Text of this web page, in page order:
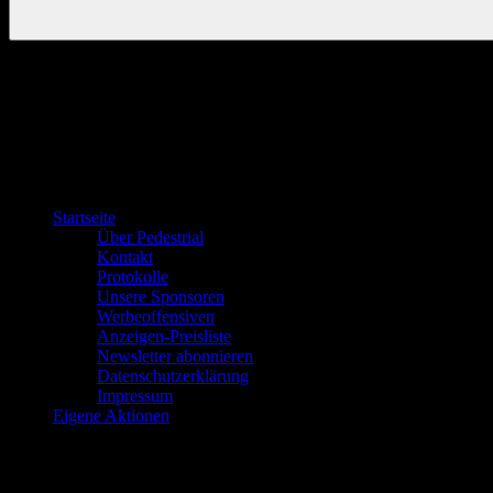
Startseite
Über Pedestrial
Kontakt
Protokolle
Unsere Sponsoren
Werbeoffensiven
Anzeigen-Preisliste
Newsletter abonnieren
Datenschutzerklärung
Impressum
Eigene Aktionen